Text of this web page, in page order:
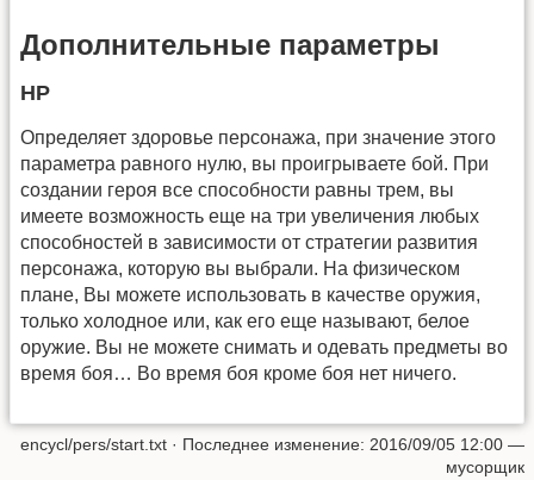
Дополнительные параметры
HP
Определяет здоровье персонажа, при значение этого
параметра равного нулю, вы проигрываете бой. При
создании героя все способности равны трем, вы
имеете возможность еще на три увеличения любых
способностей в зависимости от стратегии развития
персонажа, которую вы выбрали. На физическом
плане, Вы можете использовать в качестве оружия,
только холодное или, как его еще называют, белое
оружие. Вы не можете снимать и одевать предметы во
время боя… Во время боя кроме боя нет ничего.
encycl/pers/start.txt · Последнее изменение: 2016/09/05 12:00 —
мусорщик